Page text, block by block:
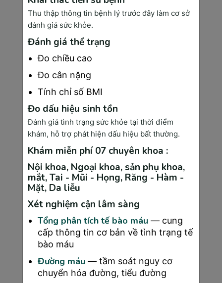
nguy cơ ung thư lên 25-30% so với người
không tiếp xúc.
Rượu bia là yếu tố nguy cơ quan trọng khác,
đặc biệt với ung thư gan, thực quản và vú.
Nghiên cứu của Trường Đại học Y Hà Nội
(2024) cho thấy việc uống rượu bia thường
xuyên làm tăng nguy cơ ung thư gan lên 3.2
lần ở nam giới và 2.1 lần ở nữ giới.
Chất ô nhiễm môi trường bao gồm bụi mịn
PM2.5, khí thải công nghiệp và hóa chất độc
hại đang trở thành mối đe dọa nghiêm trọng.
Tại các thành phố lớn như Hà Nội và TP.HCM,
nồng độ PM2.5 thường vượt ngưỡng an toàn
của WHO từ 2-3 lần.
Tia UV từ ánh nắng mặt trời, phóng xạ từ thiết
bị y tế hoặc công nghiệp, và một số loại virus
như HPV (human papillomavirus), virus viêm
gan B và C cũng là những yếu tố nguy cơ đã
được chứng minh khoa học.
Yếu Tố Di Truyền Và Tuổi Tác
Thu thập thông tin bệnh lý trước đây làm cơ sở
đánh giá sức khỏe.
Đánh giá thể trạng
Đo chiều cao
Đo cân nặng
Tính chỉ số BMI
Đo dấu hiệu sinh tồn
Đánh giá tình trạng sức khỏe tại thời điểm
khám, hỗ trợ phát hiện dấu hiệu bất thường.
Khám miễn phí 07 chuyên khoa :
Nội khoa, Ngoại khoa, sản phụ khoa,
mắt, Tai - Mũi - Họng, Răng - Hàm -
Mặt, Da liễu
Xét nghiệm cận lâm sàng
Tổng phân tích tế bào máu— cung
cấp thông tin cơ bản về tình trạng tế
bào máu
Đường máu— tầm soát nguy cơ
chuyển hóa đường, tiểu đường